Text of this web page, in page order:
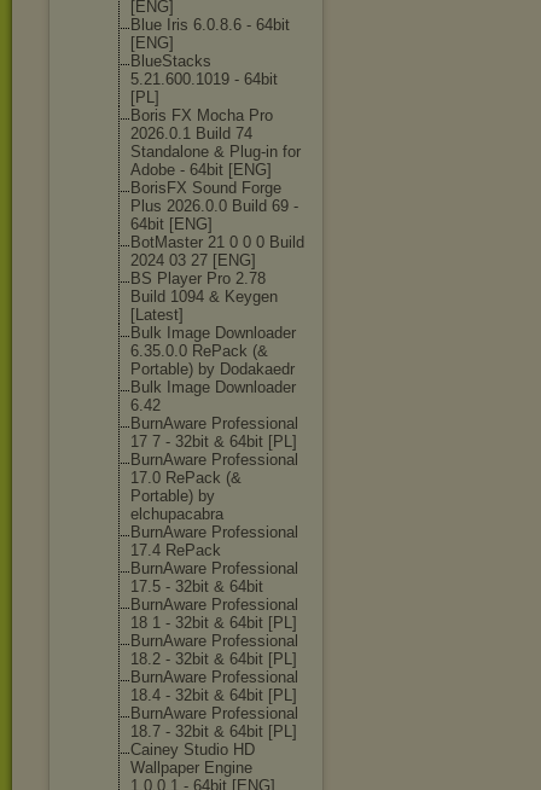
[ENG]
Blue Iris 6.0.8.6 - 64bit
[ENG]
BlueStacks
5.21.600.1019 - 64bit
[PL]
Boris FX Mocha Pro
2026.0.1 Build 74
Standalone & Plug-in for
Adobe - 64bit [ENG]
BorisFX Sound Forge
Plus 2026.0.0 Build 69 -
64bit [ENG]
BotMaster 21 0 0 0 Build
2024 03 27 [ENG]
BS Player Pro 2.78
Build 1094 & Keygen
[Latest]
Bulk Image Downloader
6.35.0.0 RePack (&
Portable) by Dodakaedr
Bulk Image Downloader
6.42
BurnAware Professional
17 7 - 32bit & 64bit [PL]
BurnAware Professional
17.0 RePack (&
Portable) by
elchupacabra
BurnAware Professional
17.4 RePack
BurnAware Professional
17.5 - 32bit & 64bit
BurnAware Professional
18 1 - 32bit & 64bit [PL]
BurnAware Professional
18.2 - 32bit & 64bit [PL]
BurnAware Professional
18.4 - 32bit & 64bit [PL]
BurnAware Professional
18.7 - 32bit & 64bit [PL]
Cainey Studio HD
Wallpaper Engine
1.0.0.1 - 64bit [ENG]